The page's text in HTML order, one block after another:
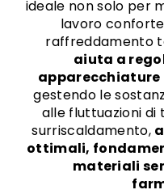
ideale non solo per
lavoro
raffreddamento
aiuta a
apparecchiature
gestendo le
alle fluttuazioni di
surriscaldamento,
ottimali,
materiali